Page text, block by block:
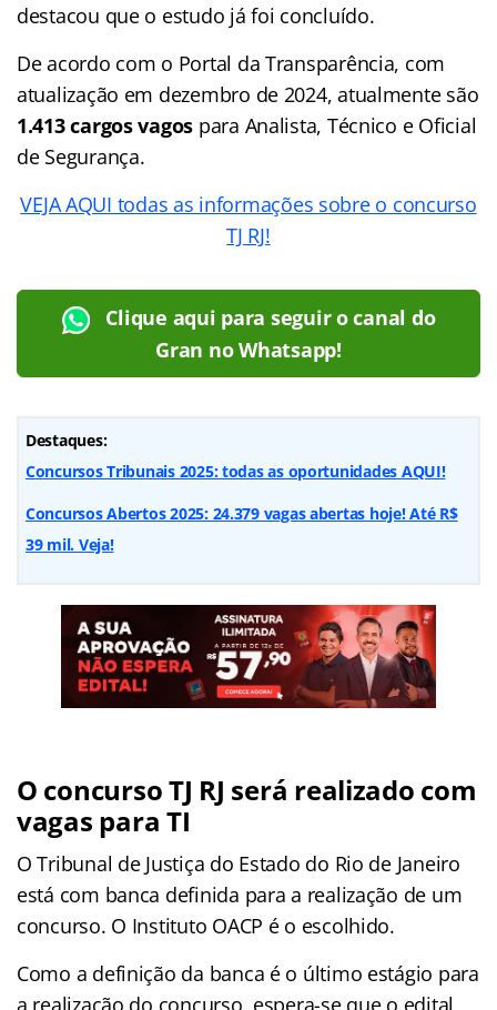
destacou que o estudo já foi concluído.
De acordo com o Portal da Transparência, com
atualização em dezembro de 2024, atualmente são
1.413 cargos vagos para Analista, Técnico e Oficial
de Segurança.
VEJA AQUI todas as informações sobre o concurso
TJ RJ!
Clique aqui para seguir o canal do
Gran no Whatsapp!
Destaques:
Concursos Tribunais 2025: todas as oportunidades AQUI!
Concursos Abertos 2025: 24.379 vagas abertas hoje! Até R$
39 mil. Veja!
O concurso TJ RJ será realizado com
vagas para TI
O Tribunal de Justiça do Estado do Rio de Janeiro
está com banca definida para a realização de um
concurso. O Instituto OACP é o escolhido.
Como a definição da banca é o último estágio para
a realização do concurso, espera-se que o edital